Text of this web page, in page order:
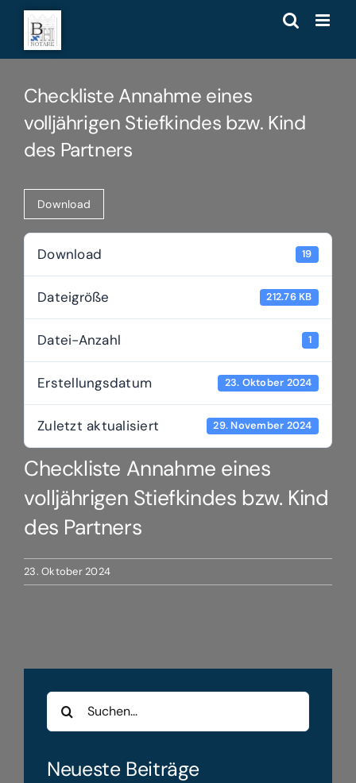
Zum
Inhalt
springen
Checkliste Annahme eines
volljährigen Stiefkindes bzw. Kind
des Partners
Download
Download 19
Dateigröße 212.76 KB
Datei-Anzahl 1
Erstellungsdatum 23. Oktober 2024
Zuletzt aktualisiert 29. November 2024
Checkliste Annahme eines
volljährigen Stiefkindes bzw. Kind
des Partners
23. Oktober 2024
Suche
nach:
Neueste Beiträge